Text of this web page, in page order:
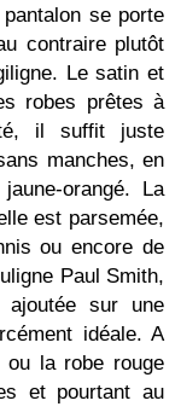
se porte
contraire plutôt
Le satin et
robes prêtes à
il suffit juste
manches, en
orangé. La
est parsemée,
ou encore de
Paul Smith,
sur une
idéale. A
la robe rouge
et pourtant au